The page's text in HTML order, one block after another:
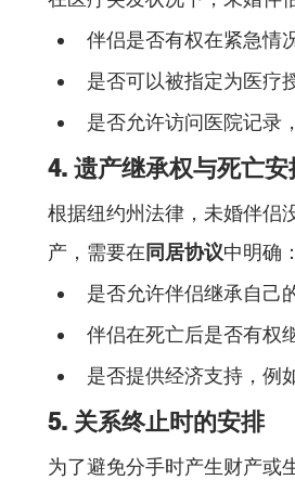
伴侣是否有权在紧急情
是否可以被指定为医疗
是否允许访问医院记录
4. 遗产继承权与死亡安
根据纽约州法律，未婚伴侣
产，需要在同居协议中明确：
是否允许伴侣继承自己
伴侣在死亡后是否有权
是否提供经济支持，例
5. 关系终止时的安排
为了避免分手时产生财产或